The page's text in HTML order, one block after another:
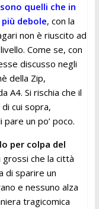
quelli che in
debole, con la
non è riuscito ad
Come se, con
discusso negli
della Zip,
A4. Si rischia che il
cui sopra,
un po’ poco.
per colpa del
grossi che la città
di sparire un
e nessuno alza
tragicomica